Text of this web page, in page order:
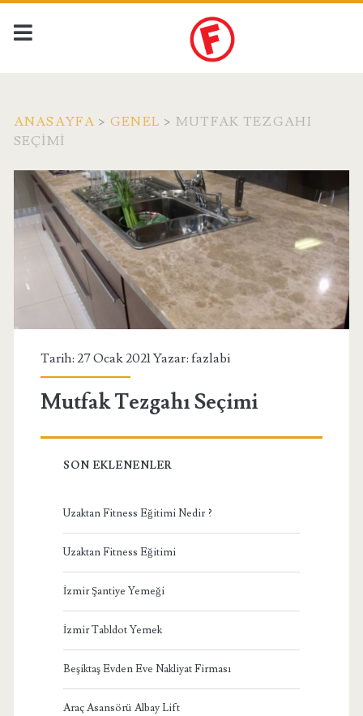
ANASAYFA > GENEL > MUTFAK TEZGAHI
SEÇIMI
Tarih: 27 Ocak 2021 Yazar: fazlabi
Mutfak Tezgahı Seçimi
SON EKLENENLER
Uzaktan Fitness Eğitimi Nedir ?
Uzaktan Fitness Eğitimi
İzmir Şantiye Yemeği
İzmir Tabldot Yemek
Beşiktaş Evden Eve Nakliyat Firması
Araç Asansörü Albay Lift